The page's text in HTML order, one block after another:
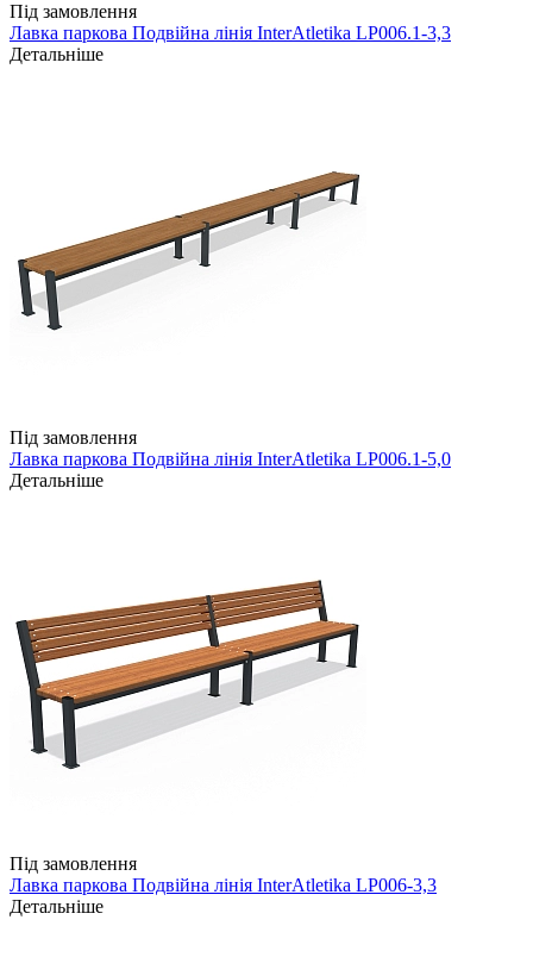
Під замовлення
Лавка паркова Подвійна лінія InterAtletika LP006.1-3,3
Детальніше
Під замовлення
Лавка паркова Подвійна лінія InterAtletika LP006.1-5,0
Детальніше
Під замовлення
Лавка паркова Подвійна лінія InterAtletika LP006-3,3
Детальніше